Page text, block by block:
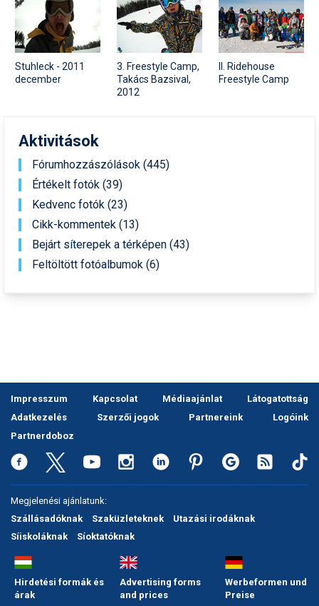
Stuhleck - 2011
december
3. Freestyle Camp,
Takács Bazsival,
2012
II. Ridehouse
Freestyle Camp
Aktivitások
Fórumhozzászólások (445)
Értékelt fotók (39)
Kedvenc fotók (23)
Cikk-kommentek (13)
Bejárt síterepek a térképen (43)
Feltöltött fotóalbumok (6)
Impresszum Kapcsolat Médiaajánlat
Látogatottság
Adatkezelés
Szerzői jogok Partnereink
Logóink
Partnerdoboz
Megjelenési ajánlatunk:
Szállásadóknak
Szaküzleteknek
Utazási irodáknak
Síiskoláknak
Síoktatóknak
Hirdetési formák és
árak
Advertising forms
and prices
Werbeformen und
Preise